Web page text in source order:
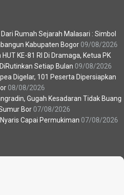
Rumah Sejarah Malasari : Simbol
Kabupaten Bogor 09/08/2026
KE-81 RI Di Dramaga, Ketua PK
Setiap Bulan 09/08/2026
Digelar, 101 Peserta Dipersiapkan
08/08/2026
Gugah Kesadaran Tidak Buang
Bor 07/08/2026
Capai Permukiman 07/08/2026